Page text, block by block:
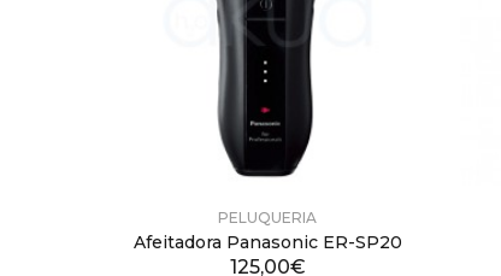
PELUQUERIA
Afeitadora Panasonic ER-SP20
125,00€